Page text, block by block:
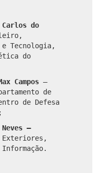
Carlos do
e Tecnologia,
do
–
de
de Defesa
–
Exteriores,